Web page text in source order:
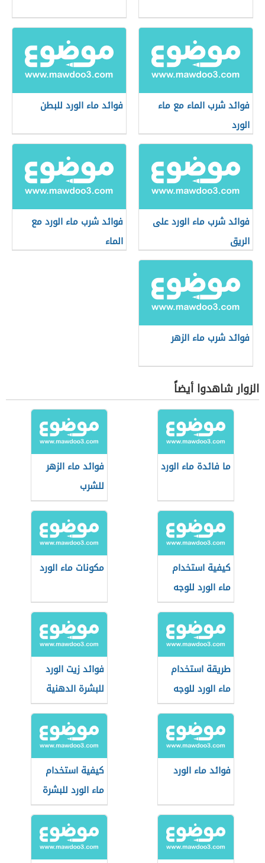
فوائد شرب الماء مع ماء
الورد
فوائد ماء الورد للبطن
فوائد شرب ماء الورد على
الريق
فوائد شرب ماء الورد مع
الماء
فوائد شرب ماء الزهر
الزوار شاهدوا أيضاً
ما فائدة ماء الورد
فوائد ماء الزهر
للشرب
كيفية استخدام
ماء الورد للوجه
مكونات ماء الورد
طريقة استخدام
ماء الورد للوجه
فوائد زيت الورد
للبشرة الدهنية
فوائد ماء الورد
كيفية استخدام
ماء الورد للبشرة